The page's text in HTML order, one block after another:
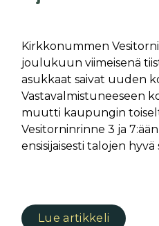
Kirkkonummen
joulukuun viimeisenä
asukkaat saivat uuden
Vastavalmistuneeseen
muutti kaupungin
Vesitorninrinne 3 ja
ensisijaisesti talojen hyvä
Lue artikkeli